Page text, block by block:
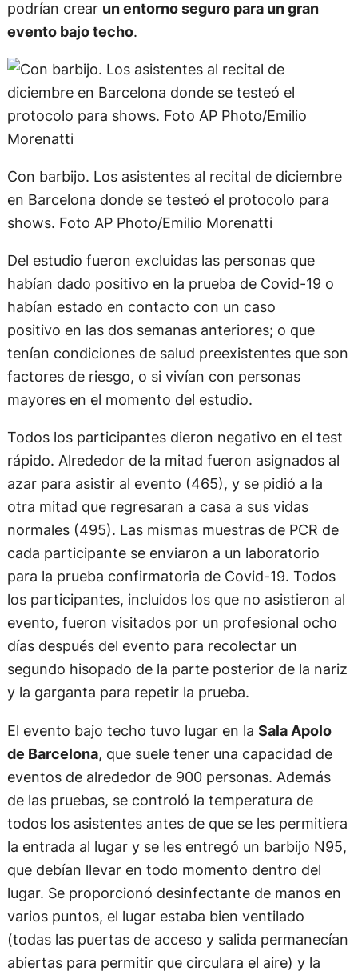
podrían crear un entorno seguro para un gran
evento bajo techo.
Con barbijo. Los asistentes al recital de diciembre
en Barcelona donde se testeó el protocolo para
shows. Foto AP Photo/Emilio Morenatti
Del estudio fueron excluidas las personas que
habían dado positivo en la prueba de Covid-19 o
habían estado en contacto con un caso
positivo en las dos semanas anteriores; o que
tenían condiciones de salud preexistentes que son
factores de riesgo, o si vivían con personas
mayores en el momento del estudio.
Todos los participantes dieron negativo en el test
rápido. Alrededor de la mitad fueron asignados al
azar para asistir al evento (465), y se pidió a la
otra mitad que regresaran a casa a sus vidas
normales (495). Las mismas muestras de PCR de
cada participante se enviaron a un laboratorio
para la prueba confirmatoria de Covid-19. Todos
los participantes, incluidos los que no asistieron al
evento, fueron visitados por un profesional ocho
días después del evento para recolectar un
segundo hisopado de la parte posterior de la nariz
y la garganta para repetir la prueba.
El evento bajo techo tuvo lugar en la Sala Apolo
de Barcelona, ​​que suele tener una capacidad de
eventos de alrededor de 900 personas. Además
de las pruebas, se controló la temperatura de
todos los asistentes antes de que se les permitiera
la entrada al lugar y se les entregó un barbijo N95,
que debían llevar en todo momento dentro del
lugar. Se proporcionó desinfectante de manos en
varios puntos, el lugar estaba bien ventilado
(todas las puertas de acceso y salida permanecían
abiertas para permitir que circulara el aire) y la